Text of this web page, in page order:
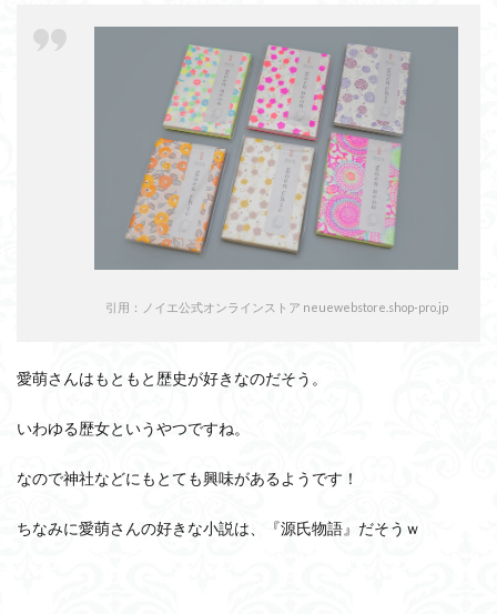
引用：ノイエ公式オンラインストア neuewebstore.shop-pro.jp
愛萌さんはもともと歴史が好きなのだそう。
いわゆる歴女というやつですね。
なので神社などにもとても興味があるようです！
ちなみに愛萌さんの好きな小説は、『源氏物語』だそうｗ